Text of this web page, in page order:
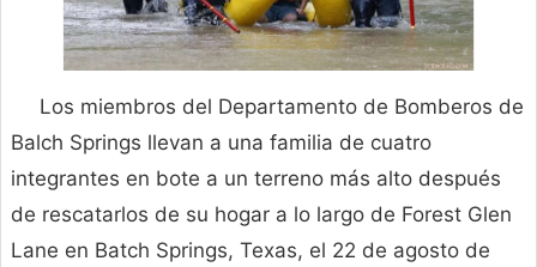
Los miembros del Departamento de Bomberos de
Balch Springs llevan a una familia de cuatro
integrantes en bote a un terreno más alto después
de rescatarlos de su hogar a lo largo de Forest Glen
Lane en Batch Springs, Texas, el 22 de agosto de